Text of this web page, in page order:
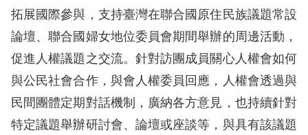
選
擇
語
兒少版
拓展國際參與，支持臺灣在聯合國原住民族議題常設
論壇、聯合國婦女地位委員會期間舉辦的周邊活動，
促進人權議題之交流。針對訪團成員關心人權會如何
與公民社會合作，與會人權委員回應，人權會透過與
民間團體定期對話機制，廣納各方意見，也持續針對
特定議題舉辦研討會、論壇或座談等，與具有該議題